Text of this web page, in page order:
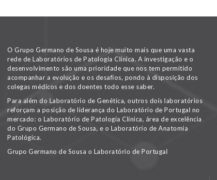
O Grupo Germano de Sousa é hoje muito mais que uma vasta
rede de Laboratórios de Patologia Clínica. A investigação e o
desenvolvimento são uma prioridade que nos tem permitido
acompanhar a evolução e os desafios, pondo à disposição dos
colegas médicos e dos doentes todo esse saber.
Para além do Laboratório de Genética, outros dois laboratórios
reforçam a posição de liderança do Laboratório de Portugal no
mercado: o Laboratório de Patologia Clínica, área de excelência
do Grupo Germano de Sousa, e o Laboratório de Anatomia
Patológica.
Grupo Germano de Sousa o Laboratório de Portugal